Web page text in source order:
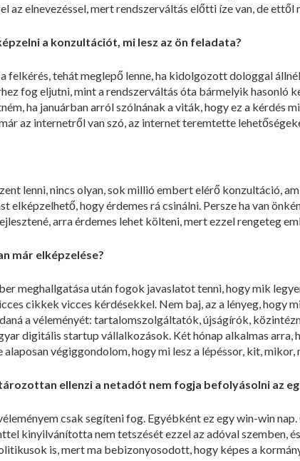
az elnevezéssel, mert rendszerváltás előtti íze van, de ettől
a konzultációt, mi lesz az ön feladata?
felkérés, tehát meglepő lenne, ha kidolgozott dologgal
fog eljutni, mint a rendszerváltás óta bármelyik hasonló
ha januárban arról szólnának a viták, hogy ez a kérdés
az internetről van szó, az internet teremtette
lenni, nincs olyan, sok millió embert elérő konzultáció,
elképzelhető, hogy érdemes rá csinálni. Persze ha van
arra érdemes lehet költeni, mert ezzel rengeteg
már elképzelése?
meghallgatása után fogok javaslatot tenni, hogy mik
cikkek vicces kérdésekkel. Nem baj, az a lényeg, hogy
a véleményét: tartalomszolgáltatók, újságírók,
digitális startup vállalkozások. Két hónap alkalmas arra,
alaposan végiggondolom, hogy mi lesz a lépéssor, kit,
ellenzi a netadót nem fogja befolyásolni az
csak segíteni fog. Egyébként ez egy win-win
kinyilvánította nem tetszését ezzel az adóval szemben,
is, mert ma bebizonyosodott, hogy képes a